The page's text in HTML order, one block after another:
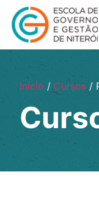
Início/Cursos/